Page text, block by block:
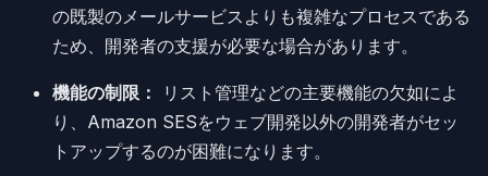
の既製のメールサービスよりも複雑なプロセスである
ため、開発者の支援が必要な場合があります。
機能の制限：
リスト管理などの主要機能の欠如によ
り、Amazon SESをウェブ開発以外の開発者がセッ
トアップするのが困難になります。